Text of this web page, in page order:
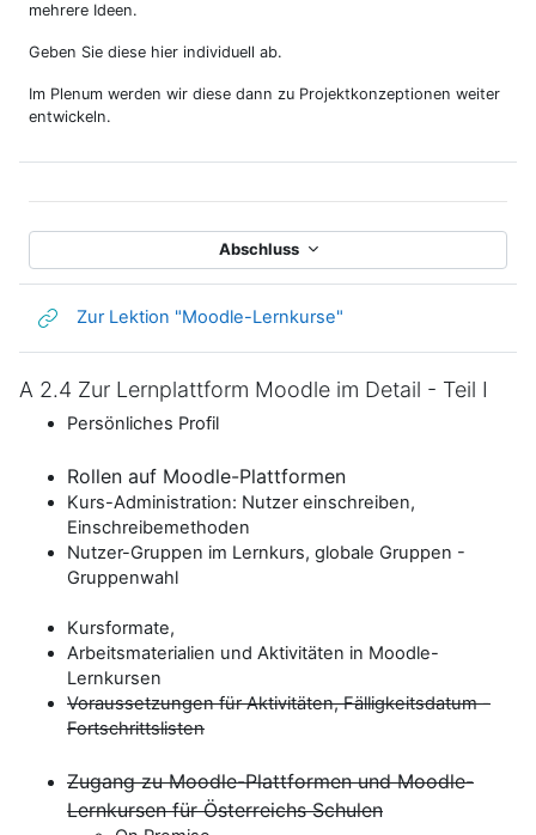
mehrere Ideen.
Geben Sie diese hier individuell ab.
Im Plenum werden wir diese dann zu Projektkonzeptionen weiter
entwickeln.
Abschluss
Zur Lektion "Moodle-Lernkurse"
A 2.4 Zur Lernplattform Moodle im Detail - Teil I
Persönliches Profil
Rollen auf Moodle-Plattformen
Kurs-Administration: Nutzer einschreiben,
Einschreibemethoden
Nutzer-Gruppen im Lernkurs, globale Gruppen -
Gruppenwahl
Kursformate,
Arbeitsmaterialien und Aktivitäten in Moodle-
Lernkursen
Voraussetzungen für Aktivitäten, Fälligkeitsdatum -
Fortschrittslisten
Zugang zu Moodle-Plattformen und Moodle-
Lernkursen für Österreichs Schulen